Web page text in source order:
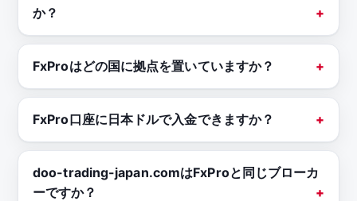
か？
FxProはどの国に拠点を置いていますか？
FxPro口座に日本ドルで入金できますか？
doo-trading-japan.comはFxProと同じブローカ
ーですか？